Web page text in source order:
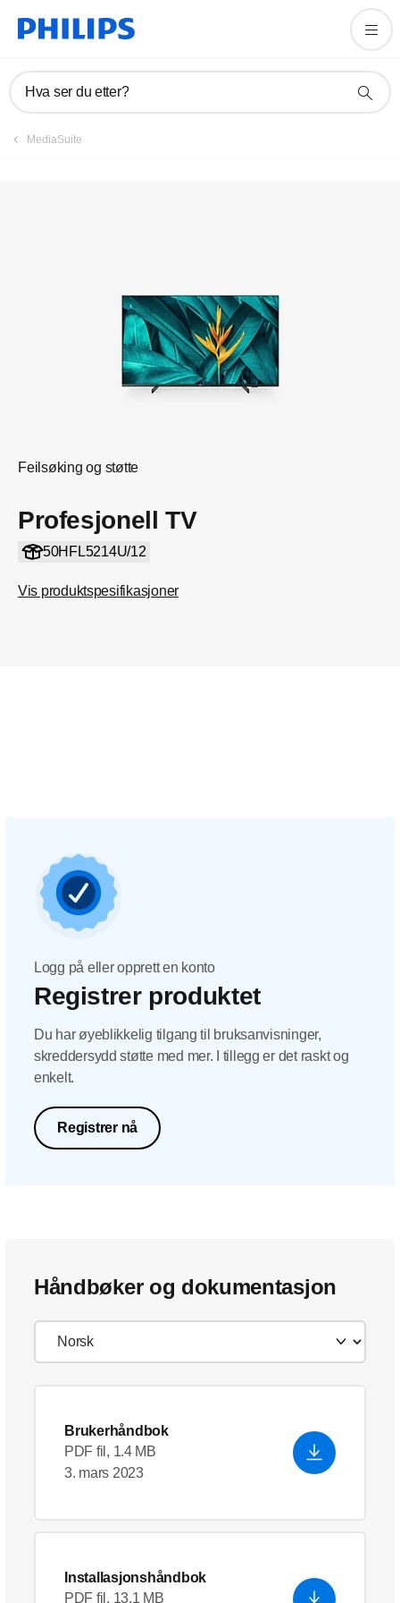
Hva ser du etter?
MediaSuite
Feilsøking og støtte
Profesjonell TV
50HFL5214U/12
Vis produktspesifikasjoner
Registrer produktet
Logg på eller opprett en konto
Registrer produktet
Du har øyeblikkelig tilgang til bruksanvisninger,
skreddersydd støtte med mer. I tillegg er det raskt og
enkelt.
Registrer nå
Håndbøker og dokumentasjon
Brukerhåndbok
PDF fil, 1.4 MB
3. mars 2023
Installasjonshåndbok
PDF fil, 13.1 MB